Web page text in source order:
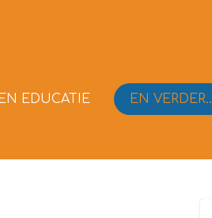
EDUCATIE EN VERDER..